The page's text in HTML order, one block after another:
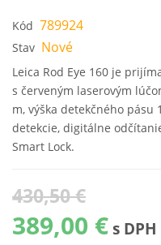
Kód 789924
Stav Nové
Leica Rod Eye 160 je
s červeným laserovým
m, výška detekčného
detekcie, digitálne
Smart Lock.
430,50 €
389,00 € s DPH